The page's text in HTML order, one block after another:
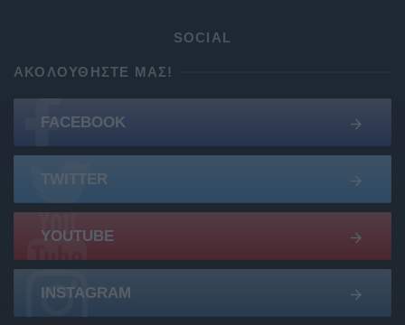
SOCIAL
ΑΚΟΛΟΥΘΉΣΤΕ ΜΑΣ!
FACEBOOK
TWITTER
YOUTUBE
INSTAGRAM